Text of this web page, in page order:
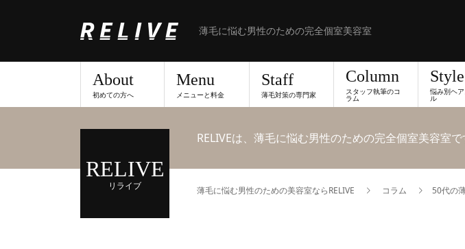
薄毛に悩む男性のための完全個室美容室
About
初めての方へ
Menu
メニューと料金
Staff
薄毛対策の専門家
Column
スタッフ執筆のコ
ラム
Style
悩み別ヘ
ル
RELIVE
リライブ
RELIVEは、薄毛に悩む男性のための完全個室美容室で
薄毛に悩む男性のための美容室ならRELIVE コラム 50代の